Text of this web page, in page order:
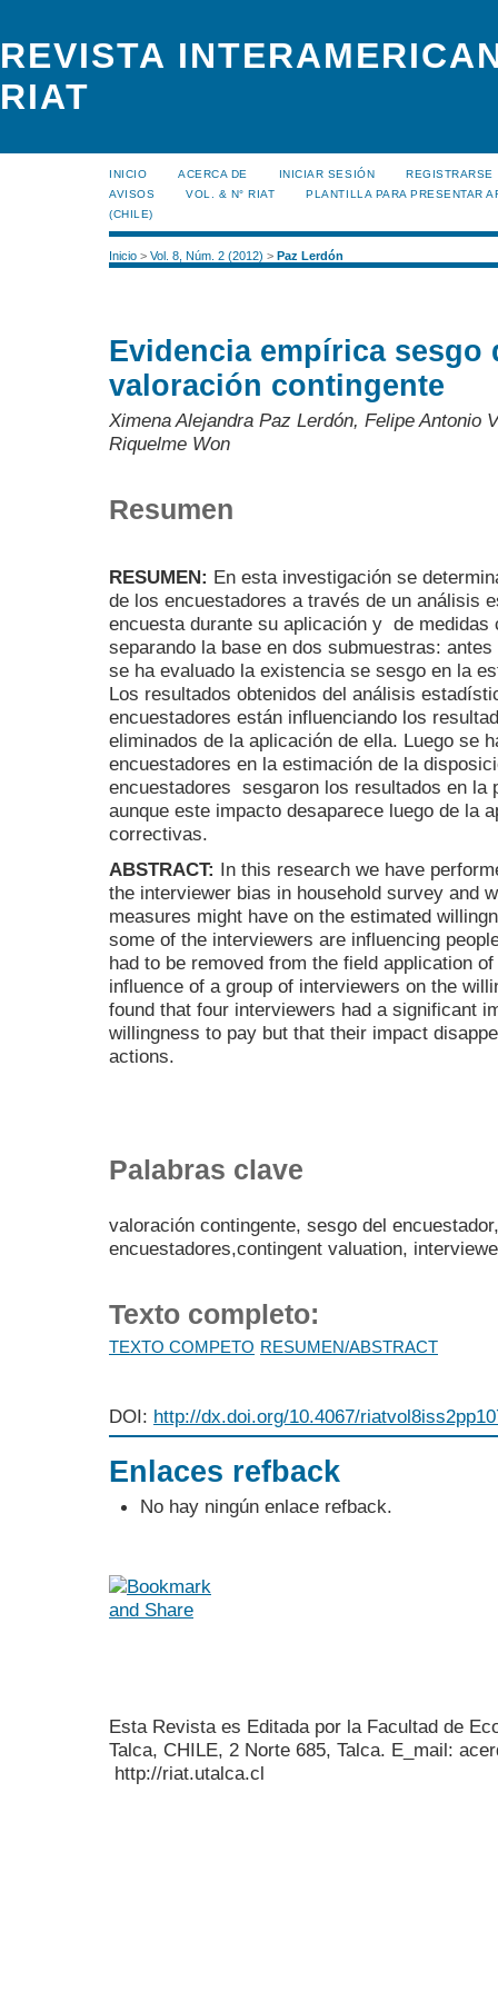
REVISTA
RIAT
INICIO ACERCA DE INICIAR SESIÓN
REGISTRARSE
AVISOS
VOL. & N° RIAT
PLANTILLA PARA PRESENTAR
(CHILE)
Inicio > Vol. 8, Núm. 2 (2012) > Paz Lerdón
Evidencia empírica sesgo
valoración contingente
Ximena Alejandra Paz Lerdón, Felipe Antonio
Riquelme Won
Resumen
RESUMEN: En esta investigación se
de los encuestadores a través de un análisis
encuesta durante su aplicación y de
separando la base en dos submuestras:
se ha evaluado la existencia se sesgo en la
Los resultados obtenidos del análisis
encuestadores están influenciando los
eliminados de la aplicación de ella. Luego se
encuestadores en la estimación de la
encuestadores sesgaron los resultados en la
aunque este impacto desaparece luego de la
correctivas.
ABSTRACT: In this research we have
the interviewer bias in household survey and
measures might have on the estimated
some of the interviewers are influencing
had to be removed from the field application
influence of a group of interviewers on the
found that four interviewers had a significant
willingness to pay but that their impact
actions.
Palabras clave
valoración contingente, sesgo del
encuestadores,contingent valuation,
Texto completo:
TEXTO COMPETO RESUMEN/ABSTRACT
DOI: http://dx.doi.org/10.4067/
Enlaces refback
No hay ningún enlace refback.
Esta Revista es Editada por la Facultad de
Talca, CHILE, 2 Norte 685, Talca. E_mail:
http://riat.utalca.cl